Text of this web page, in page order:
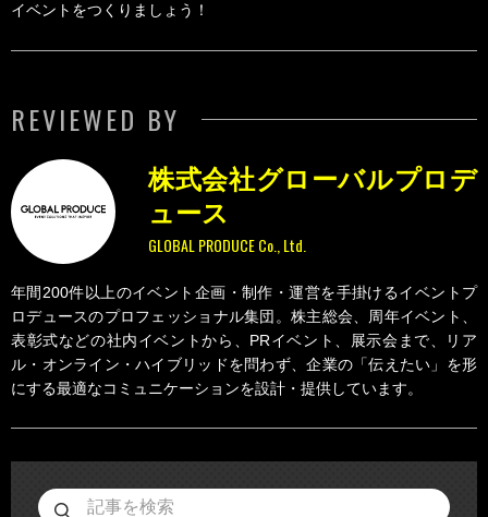
イベントをつくりましょう！
REVIEWED BY
GLOBAL PRODUCE Co., Ltd.
株式会社グローバルプロデ
ュース
年間200件以上のイベント企画・制作・運営を手掛けるイベントプ
ロデュースのプロフェッショナル集団。株主総会、周年イベント、
表彰式などの社内イベントから、PRイベント、展示会まで、リア
ル・オンライン・ハイブリッドを問わず、企業の「伝えたい」を形
にする最適なコミュニケーションを設計・提供しています。